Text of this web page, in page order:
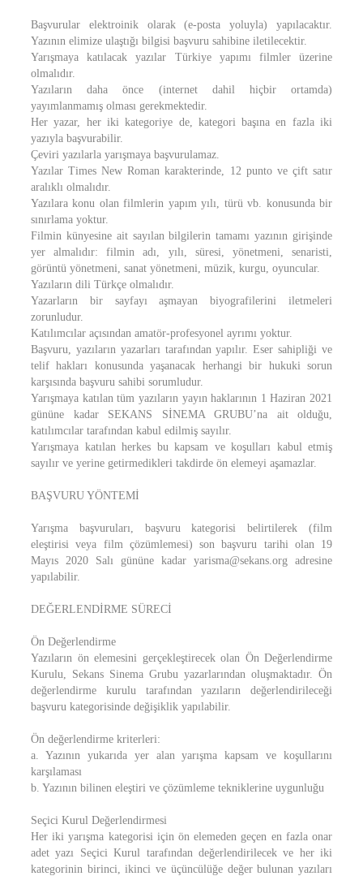
Başvurular elektroinik olarak (e-posta yoluyla) yapılacaktır.
Yazının elimize ulaştığı bilgisi başvuru sahibine iletilecektir.
Yarışmaya katılacak yazılar Türkiye yapımı filmler üzerine
olmalıdır.
Yazıların daha önce (internet dahil hiçbir ortamda)
yayımlanmamış olması gerekmektedir.
Her yazar, her iki kategoriye de, kategori başına en fazla iki
yazıyla başvurabilir.
Çeviri yazılarla yarışmaya başvurulamaz.
Yazılar Times New Roman karakterinde, 12 punto ve çift satır
aralıklı olmalıdır.
Yazılara konu olan filmlerin yapım yılı, türü vb. konusunda bir
sınırlama yoktur.
Filmin künyesine ait sayılan bilgilerin tamamı yazının girişinde
yer almalıdır: filmin adı, yılı, süresi, yönetmeni, senaristi,
görüntü yönetmeni, sanat yönetmeni, müzik, kurgu, oyuncular.
Yazıların dili Türkçe olmalıdır.
Yazarların bir sayfayı aşmayan biyografilerini iletmeleri
zorunludur.
Katılımcılar açısından amatör-profesyonel ayrımı yoktur.
Başvuru, yazıların yazarları tarafından yapılır. Eser sahipliği ve
telif hakları konusunda yaşanacak herhangi bir hukuki sorun
karşısında başvuru sahibi sorumludur.
Yarışmaya katılan tüm yazıların yayın haklarının 1 Haziran 2021
gününe kadar SEKANS SİNEMA GRUBU’na ait olduğu,
katılımcılar tarafından kabul edilmiş sayılır.
Yarışmaya katılan herkes bu kapsam ve koşulları kabul etmiş
sayılır ve yerine getirmedikleri takdirde ön elemeyi aşamazlar.
BAŞVURU YÖNTEMİ
Yarışma başvuruları, başvuru kategorisi belirtilerek (film
eleştirisi veya film çözümlemesi) son başvuru tarihi olan 19
Mayıs 2020 Salı gününe kadar yarisma@sekans.org adresine
yapılabilir.
DEĞERLENDİRME SÜRECİ
Ön Değerlendirme
Yazıların ön elemesini gerçekleştirecek olan Ön Değerlendirme
Kurulu, Sekans Sinema Grubu yazarlarından oluşmaktadır. Ön
değerlendirme kurulu tarafından yazıların değerlendirileceği
başvuru kategorisinde değişiklik yapılabilir.
Ön değerlendirme kriterleri:
a. Yazının yukarıda yer alan yarışma kapsam ve koşullarını
karşılaması
b. Yazının bilinen eleştiri ve çözümleme tekniklerine uygunluğu
Seçici Kurul Değerlendirmesi
Her iki yarışma kategorisi için ön elemeden geçen en fazla onar
adet yazı Seçici Kurul tarafından değerlendirilecek ve her iki
kategorinin birinci, ikinci ve üçüncülüğe değer bulunan yazıları